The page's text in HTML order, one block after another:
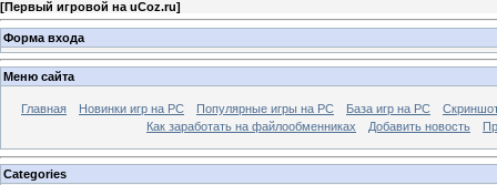
[Первый игровой на uCoz.ru]
Форма входа
Меню сайта
Главная Новинки игр на PC Популярные игры на PC База игр на РС
Как заработать на файлообменниках
Добавить новость
Categories